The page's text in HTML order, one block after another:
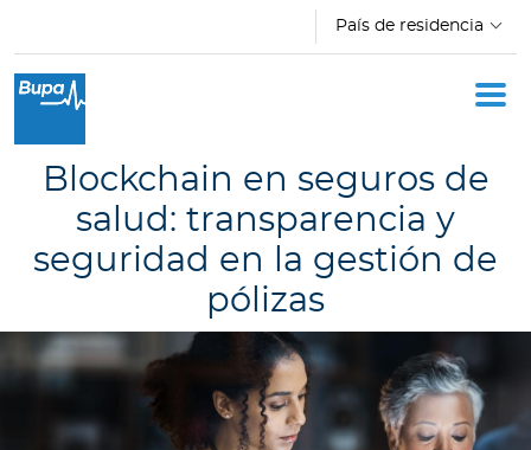
País de residencia
Oficina Móvil
Acerca de Bupa
Novedades
o
Blockchain en seguros de
salud: transparencia y
seguridad en la gestión de
pólizas